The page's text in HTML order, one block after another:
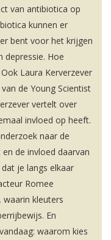
van antibiotica op
kunnen er
bent voor het krijgen
depressie. Hoe
Laura Kerverzever
de Young Scientist
vertelt over
invloed op heeft.
naar de
de invloed daarvan
je langs elkaar
Romee
kleuters
En
waarom kies